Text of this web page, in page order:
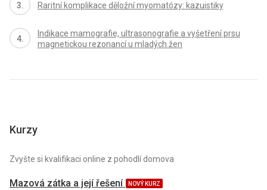
Raritní komplikace děložní myomatózy: kazuistiky
Indikace mamografie, ultrasonografie a vyšetření prsu
magnetickou rezonancí u mladých žen
Kurzy
Zvyšte si kvalifikaci online z pohodlí domova
Mazová zátka a její řešení NOVÝ KURZ